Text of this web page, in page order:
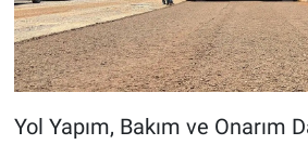
Yol Yapım, Bakım ve Onarım